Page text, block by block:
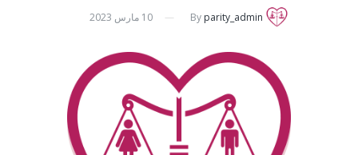
By parity_admin